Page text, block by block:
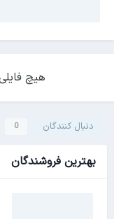
هیچ
دنبال کنندگان 0
بهترین فروشندگان